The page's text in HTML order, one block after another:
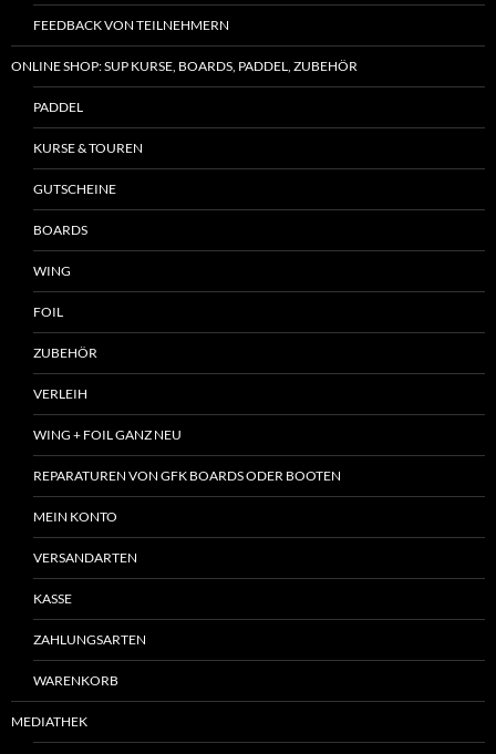
FEEDBACK VON TEILNEHMERN
ONLINE SHOP: SUP KURSE, BOARDS, PADDEL, ZUBEHÖR
PADDEL
KURSE & TOUREN
GUTSCHEINE
BOARDS
WING
FOIL
ZUBEHÖR
VERLEIH
WING + FOIL GANZ NEU
REPARATUREN VON GFK BOARDS ODER BOOTEN
MEIN KONTO
VERSANDARTEN
KASSE
ZAHLUNGSARTEN
WARENKORB
MEDIATHEK